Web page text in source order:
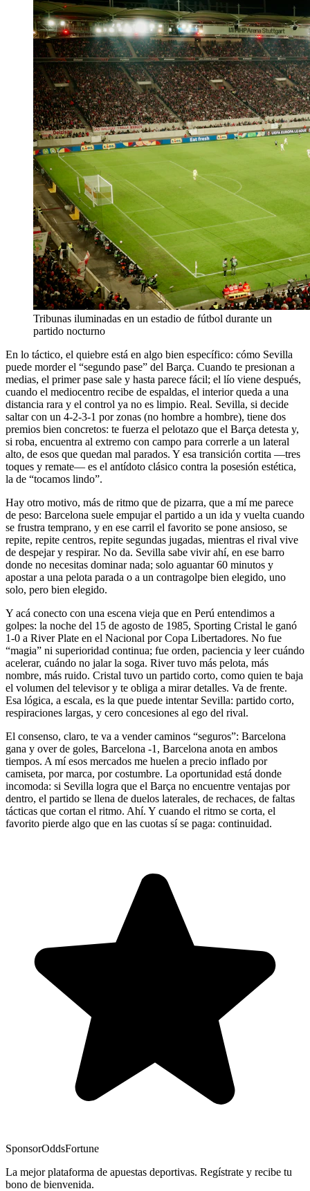
Tribunas iluminadas en un estadio de fútbol durante un
partido nocturno
En lo táctico, el quiebre está en algo bien específico: cómo Sevilla
puede morder el “segundo pase” del Barça. Cuando te presionan a
medias, el primer pase sale y hasta parece fácil; el lío viene después,
cuando el mediocentro recibe de espaldas, el interior queda a una
distancia rara y el control ya no es limpio. Real. Sevilla, si decide
saltar con un 4-2-3-1 por zonas (no hombre a hombre), tiene dos
premios bien concretos: te fuerza el pelotazo que el Barça detesta y,
si roba, encuentra al extremo con campo para correrle a un lateral
alto, de esos que quedan mal parados. Y esa transición cortita —tres
toques y remate— es el antídoto clásico contra la posesión estética,
la de “tocamos lindo”.
Hay otro motivo, más de ritmo que de pizarra, que a mí me parece
de peso: Barcelona suele empujar el partido a un ida y vuelta cuando
se frustra temprano, y en ese carril el favorito se pone ansioso, se
repite, repite centros, repite segundas jugadas, mientras el rival vive
de despejar y respirar. No da. Sevilla sabe vivir ahí, en ese barro
donde no necesitas dominar nada; solo aguantar 60 minutos y
apostar a una pelota parada o a un contragolpe bien elegido, uno
solo, pero bien elegido.
Y acá conecto con una escena vieja que en Perú entendimos a
golpes: la noche del 15 de agosto de 1985, Sporting Cristal le ganó
1-0 a River Plate en el Nacional por Copa Libertadores. No fue
“magia” ni superioridad continua; fue orden, paciencia y leer cuándo
acelerar, cuándo no jalar la soga. River tuvo más pelota, más
nombre, más ruido. Cristal tuvo un partido corto, como quien te baja
el volumen del televisor y te obliga a mirar detalles. Va de frente.
Esa lógica, a escala, es la que puede intentar Sevilla: partido corto,
respiraciones largas, y cero concesiones al ego del rival.
El consenso, claro, te va a vender caminos “seguros”: Barcelona
gana y over de goles, Barcelona -1, Barcelona anota en ambos
tiempos. A mí esos mercados me huelen a precio inflado por
camiseta, por marca, por costumbre. La oportunidad está donde
incomoda: si Sevilla logra que el Barça no encuentre ventajas por
dentro, el partido se llena de duelos laterales, de rechaces, de faltas
tácticas que cortan el ritmo. Ahí. Y cuando el ritmo se corta, el
favorito pierde algo que en las cuotas sí se paga: continuidad.
SponsorOddsFortune
La mejor plataforma de apuestas deportivas. Regístrate y recibe tu
bono de bienvenida.